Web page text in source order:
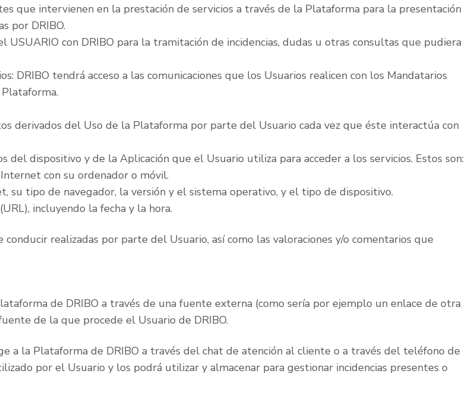
que intervienen en la prestación de servicios a través de la Plataforma para la presentación
por DRIBO.
USUARIO con DRIBO para la tramitación de incidencias, dudas u otras consultas que pudiera
DRIBO tendrá acceso a las comunicaciones que los Usuarios realicen con los Mandatarios
derivados del Uso de la Plataforma por parte del Usuario cada vez que éste interactúa con
del dispositivo y de la Aplicación que el Usuario utiliza para acceder a los servicios. Estos son:
con su ordenador o móvil.
su tipo de navegador, la versión y el sistema operativo, y el tipo de dispositivo.
incluyendo la fecha y la hora.
realizadas por parte del Usuario, así como las valoraciones y/o comentarios que
de DRIBO a través de una fuente externa (como sería por ejemplo un enlace de otra
de la que procede el Usuario de DRIBO.
a la Plataforma de DRIBO a través del chat de atención al cliente o a través del teléfono de
por el Usuario y los podrá utilizar y almacenar para gestionar incidencias presentes o